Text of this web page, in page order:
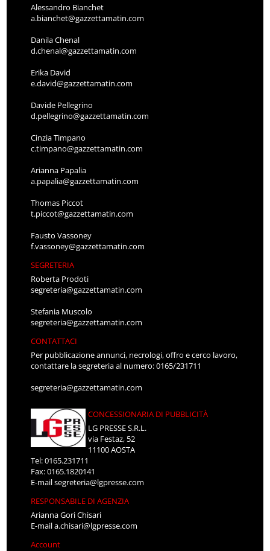
Alessandro Bianchet
a.bianchet@gazzettamatin.com
Danila Chenal
d.chenal@gazzettamatin.com
Erika David
e.david@gazzettamatin.com
Davide Pellegrino
d.pellegrino@gazzettamatin.com
Cinzia Timpano
c.timpano@gazzettamatin.com
Arianna Papalia
a.papalia@gazzettamatin.com
Thomas Piccot
t.piccot@gazzettamatin.com
Fausto Vassoney
f.vassoney@gazzettamatin.com
SEGRETERIA
Roberta Prodoti
segreteria@gazzettamatin.com
Stefania Muscolo
segreteria@gazzettamatin.com
CONTATTACI
Per pubblicazione annunci, necrologi, offro e cerco lavoro,
contattare la segreteria al numero: 0165/231711
segreteria@gazzettamatin.com
CONCESSIONARIA DI PUBBLICITÀ
LG PRESSE S.R.L.
via Festaz, 52
11100 AOSTA
Tel: 0165.231711
Fax: 0165.1820141
E-mailsegreteria@lgpresse.com
RESPONSABILE DI AGENZIA
Arianna Gori Chisari
E-maila.chisari@lgpresse.com
Account